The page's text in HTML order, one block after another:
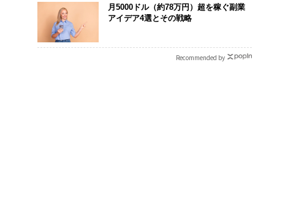
月5000ドル（約78万円）超を稼ぐ副業
アイデア4選とその戦略
Recommended by